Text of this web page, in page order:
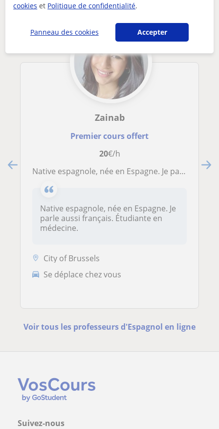
Zainab
Premier cours offert
20€/h
Native espagnole, née en Espagne. Je parle aussi français. Étudiante en médecine
Native espagnole, née en Espagne. Je
parle aussi français. Étudiante en
médecine.
City of Brussels
Se déplace chez vous
Voir tous les professeurs d'Espagnol en ligne
Suivez-nous
cookies et Politique de confidentialité.
Panneau des cookies Accepter